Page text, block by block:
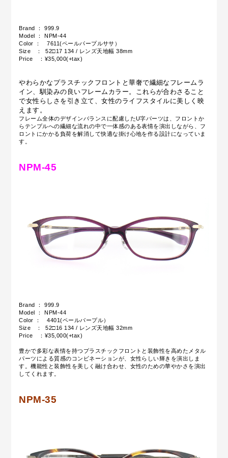
Brand ： 999.9
Model ： NPM-44
Color ： 7611(ペールパープルササ）
Size ： 52□17 134 / レンズ天地幅 38mm
Price ：¥35,000(+tax)
やわらかなプラスチックフロントと華奢で繊細なフレームラ
イン、馴染みの良いフレームカラー。これらが合わさること
で女性らしさを引き立て、女性のライフスタイルに美しく映
えます。
フレーム全体のデザインバランスに配慮したU字パーツは、フロントか
らテンプルへの繊細な流れの中で一体感のある表情を演出しながら、フ
ロントにかかる負荷を解消して快適な掛け心地を作る設計になっていま
す。
NPM-45
Brand ： 999.9
Model ： NPM-44
Color ： 4401(ペールパープル）
Size ： 52□16 134 / レンズ天地幅 32mm
Price ：¥35,000(+tax)
豊かで多彩な表情を持つプラスチックフロントと装飾性を高めたメタル
パーツによる質感のコンビネーションが、女性らしい輝きを演出しま
す。機能性と装飾性を美しく融け合わせ、女性のための華やかさを演出
してくれます。
NPM-35